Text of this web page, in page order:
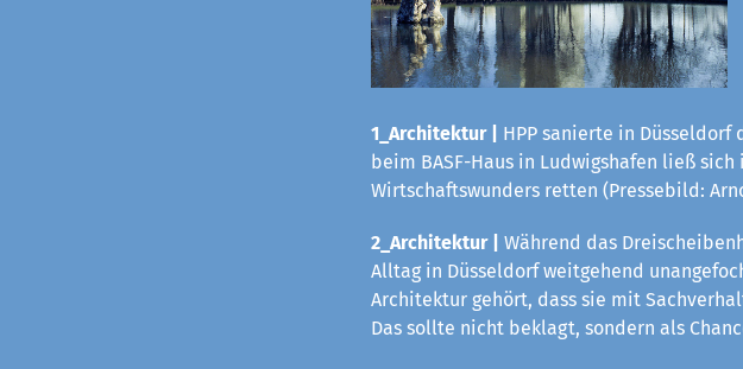
1_Architektur |
HPP sanierte in Düsseldorf
beim BASF-Haus in Ludwigshafen ließ
Wirtschaftswunders retten (Pressebild:
2_Architektur |
Während das
Alltag in Düsseldorf weitgehend
Architektur gehört, dass sie mit
Das sollte nicht beklagt, sondern als